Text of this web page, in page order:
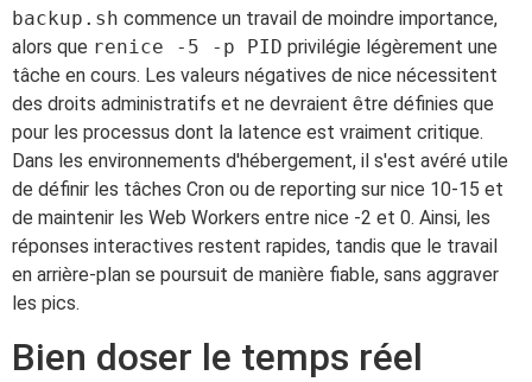
backup.sh commence un travail de moindre importance,
alors que renice -5 -p PID privilégie légèrement une
tâche en cours. Les valeurs négatives de nice nécessitent
des droits administratifs et ne devraient être définies que
pour les processus dont la latence est vraiment critique.
Dans les environnements d'hébergement, il s'est avéré utile
de définir les tâches Cron ou de reporting sur nice 10-15 et
de maintenir les Web Workers entre nice -2 et 0. Ainsi, les
réponses interactives restent rapides, tandis que le travail
en arrière-plan se poursuit de manière fiable, sans aggraver
les pics.
Bien doser le temps réel